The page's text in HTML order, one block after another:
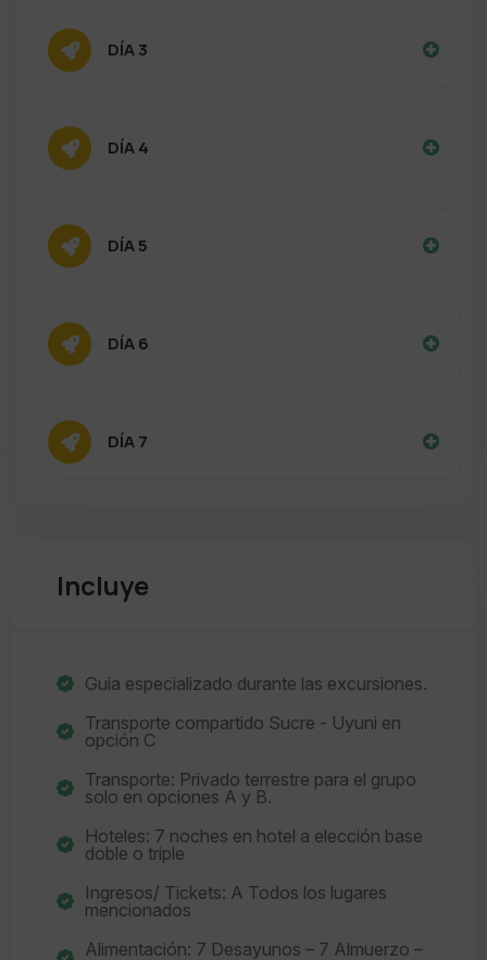
DÍA 3
DÍA 4
DÍA 5
DÍA 6
DÍA 7
Incluye
Guia especializado durante las excursiones.
Transporte compartido Sucre - Uyuni en
opción C
Transporte: Privado terrestre para el grupo
solo en opciones A y B.
Hoteles: 7 noches en hotel a elección base
doble o triple
Ingresos/ Tickets: A Todos los lugares
mencionados
Alimentación: 7 Desayunos – 7 Almuerzo –